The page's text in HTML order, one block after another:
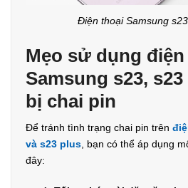
Điện thoại Samsung
Mẹo sử dụng
Samsung s23,
bị chai pin
Để tránh tình trạng chai pin trên
và s23 plus, bạn có thể áp dụng
đây: